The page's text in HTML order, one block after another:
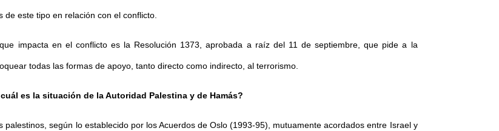
de este tipo en relación con el conflicto.
impacta en el conflicto es la Resolución 1373, aprobada a raíz del 11 de septiembre, que pide a la
todas las formas de apoyo, tanto directo como indirecto, al terrorismo.
es la situación de la Autoridad Palestina y de Hamás?
según lo establecido por los Acuerdos de Oslo (1993-95), mutuamente acordados entre Israel y